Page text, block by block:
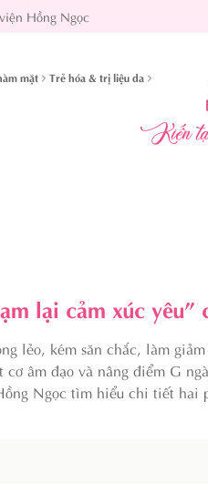
Hồng Ngọc
mặt Trẻ hóa & trị liệu da
Kiến tạo
lại cảm xúc yêu”
lẻo, kém săn chắc, làm
âm đạo và nâng điểm G
Ngọc tìm hiểu chi tiết